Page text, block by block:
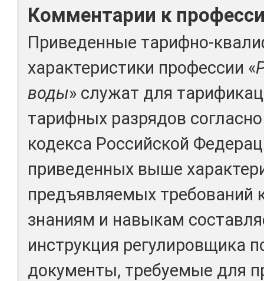
Комментарии к
Приведенные тарифно-
характеристики профессии «
воды» служат для
тарифных разрядов
кодекса Российской
приведенных выше
предъявляемых требований
знаниям и навыкам
инструкция регулировщика
документы, требуемые для